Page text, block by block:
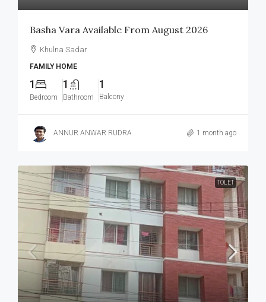
Basha Vara Available From August 2026
Khulna Sadar
FAMILY HOME
1
Bedroom
1
Bathroom
1
Balcony
ANNUR ANWAR RUDRA 1 month ago
TOLET